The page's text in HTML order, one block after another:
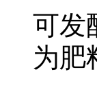
可发
为肥